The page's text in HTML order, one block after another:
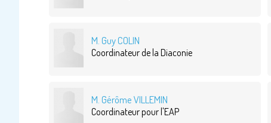
M. Guy COLIN
Coordinateur de la Diaconie
M. Gérôme VILLEMIN
Coordinateur pour l'EAP